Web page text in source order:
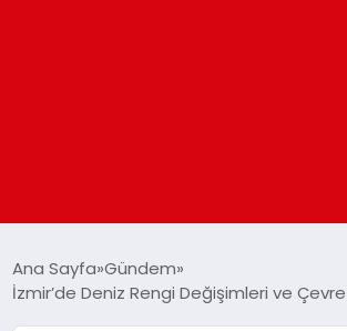
Ana Sayfa Gündem
İzmir’de Deniz Rengi Değişimleri ve Çevre